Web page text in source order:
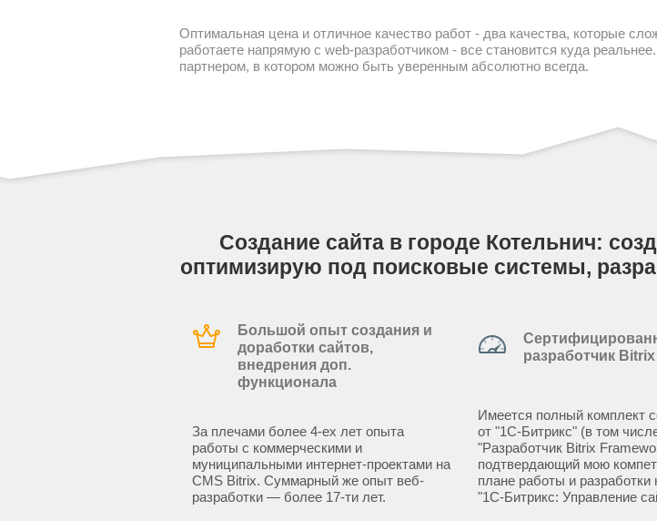
Оптимальная цена и отличное качество работ - два качества, которые
работаете напрямую с web-разработчиком - все становится куда
партнером, в котором можно быть уверенным абсолютно всегда.
Создание сайта в городе Котельнич:
оптимизирую под поисковые системы,
Большой опыт создания и
доработки сайтов,
внедрения доп.
функционала
За плечами более 4-ех лет опыта
работы с коммерческими и
муниципальными интернет-проектами на
CMS Bitrix. Суммарный же опыт веб-
разработки — более 17-ти лет.
разработчик
Имеется полный комплект
от "1С-Битрикс" (в том
"Разработчик Bitrix
подтвердающий мою
плане работы и разработки
"1С-Битрикс: Управление